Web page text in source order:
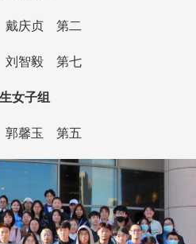
庆贞 第二
智毅 第七
女子组
馨玉 第五